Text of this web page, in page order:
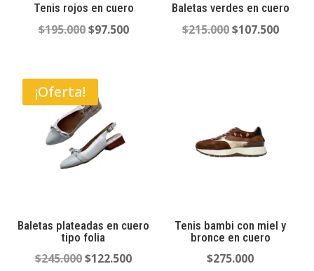
Tenis rojos en cuero
$195.000El
era:
$195.000.
$97.500El
Baletas verdes en cuero
$215.000El
$107.500El
¡Oferta!
Baletas plateadas en cuero
tipo folia
$245.000El
$122.500El
Tenis bambi con miel y
bronce en cuero
$275.000